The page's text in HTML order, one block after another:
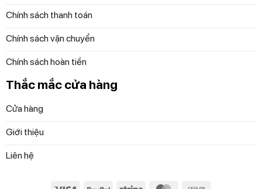
Của, P. An Phú, Quận 2, TP. Thủ Đức, TP.HCM
Tầng 4 – Diamond Plaza, 34 Lê Duẩn, P. Bến
Nghé, Quận 1, TP. HCM.
————
GROUP săn Sale:
Chính sách thanh toán
Chính sách vận chuyển
Chính sách hoàn tiền
Thắc mắc cửa hàng
Cửa hàng
Giới thiệu
Liên hệ